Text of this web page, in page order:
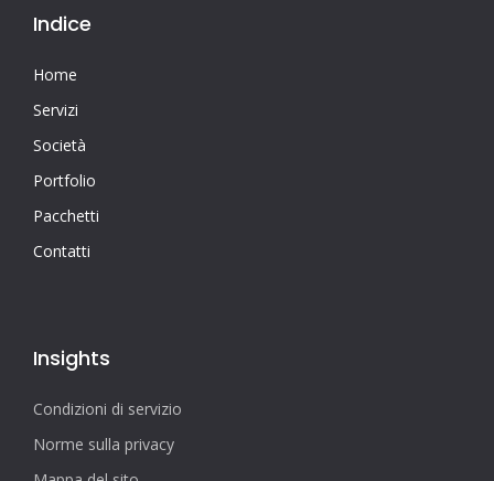
Indice
Home
Servizi
Società
Portfolio
Pacchetti
Contatti
Insights
Condizioni di servizio
Norme sulla privacy